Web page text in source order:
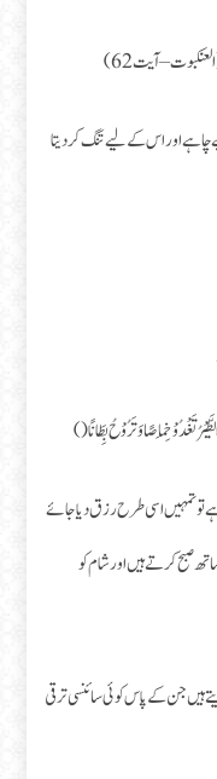
– آیت 62)
اور اس کے لیے تنگ کردیتا
تَغْدُوْ خِمَاصًا وَتَرُوْحُ بِطَانًا ()
تو تمہیں اسی طرح رزق دیا جائے
صبح کرتے ہیں اور شام کو
ہیں جن کے پاس کوئی سائنسی ترقی